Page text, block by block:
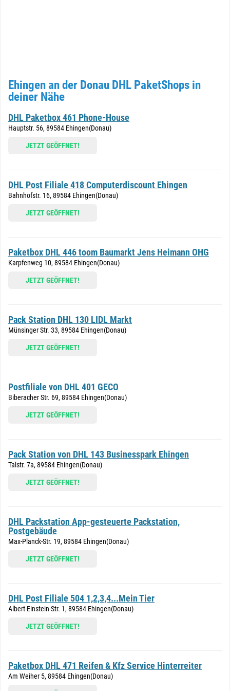
Ehingen an der Donau DHL PaketShops in
deiner Nähe
DHL Paketbox 461 Phone-House
Hauptstr. 56, 89584 Ehingen(Donau)
JETZT GEÖFFNET!
DHL Post Filiale 418 Computerdiscount Ehingen
Bahnhofstr. 16, 89584 Ehingen(Donau)
JETZT GEÖFFNET!
Paketbox DHL 446 toom Baumarkt Jens Heimann OHG
Karpfenweg 10, 89584 Ehingen(Donau)
JETZT GEÖFFNET!
Pack Station DHL 130 LIDL Markt
Münsinger Str. 33, 89584 Ehingen(Donau)
JETZT GEÖFFNET!
Postfiliale von DHL 401 GECO
Biberacher Str. 69, 89584 Ehingen(Donau)
JETZT GEÖFFNET!
Pack Station von DHL 143 Businesspark Ehingen
Talstr. 7a, 89584 Ehingen(Donau)
JETZT GEÖFFNET!
DHL Packstation App-gesteuerte Packstation,
Postgebäude
Max-Planck-Str. 19, 89584 Ehingen(Donau)
JETZT GEÖFFNET!
DHL Post Filiale 504 1,2,3,4...Mein Tier
Albert-Einstein-Str. 1, 89584 Ehingen(Donau)
JETZT GEÖFFNET!
Paketbox DHL 471 Reifen & Kfz Service Hinterreiter
Am Weiher 5, 89584 Ehingen(Donau)